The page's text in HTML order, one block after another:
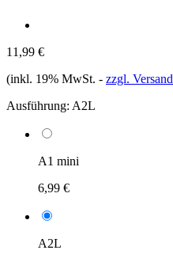
11,99 €
(inkl. 19% MwSt. - zzgl. Versand
Ausführung: A2L
A1 mini
6,99 €
A2L